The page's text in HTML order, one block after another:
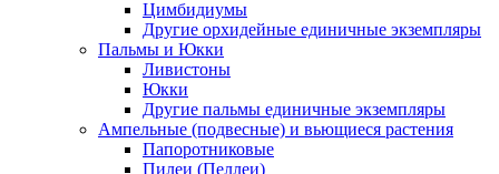
Цимбидиумы
Другие орхидейные единичные экземпляры
Пальмы и Юкки
Ливистоны
Юкки
Другие пальмы единичные экземпляры
Ампельные (подвесные) и вьющиеся растения
Папоротниковые
Пилеи (Пеллеи)